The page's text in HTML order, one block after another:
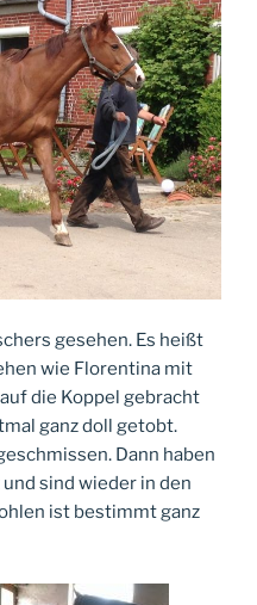
gesehen. Es heißt
wie Florentina mit
die Koppel gebracht
ganz doll getobt.
Dann haben
sind wieder in den
ist bestimmt ganz